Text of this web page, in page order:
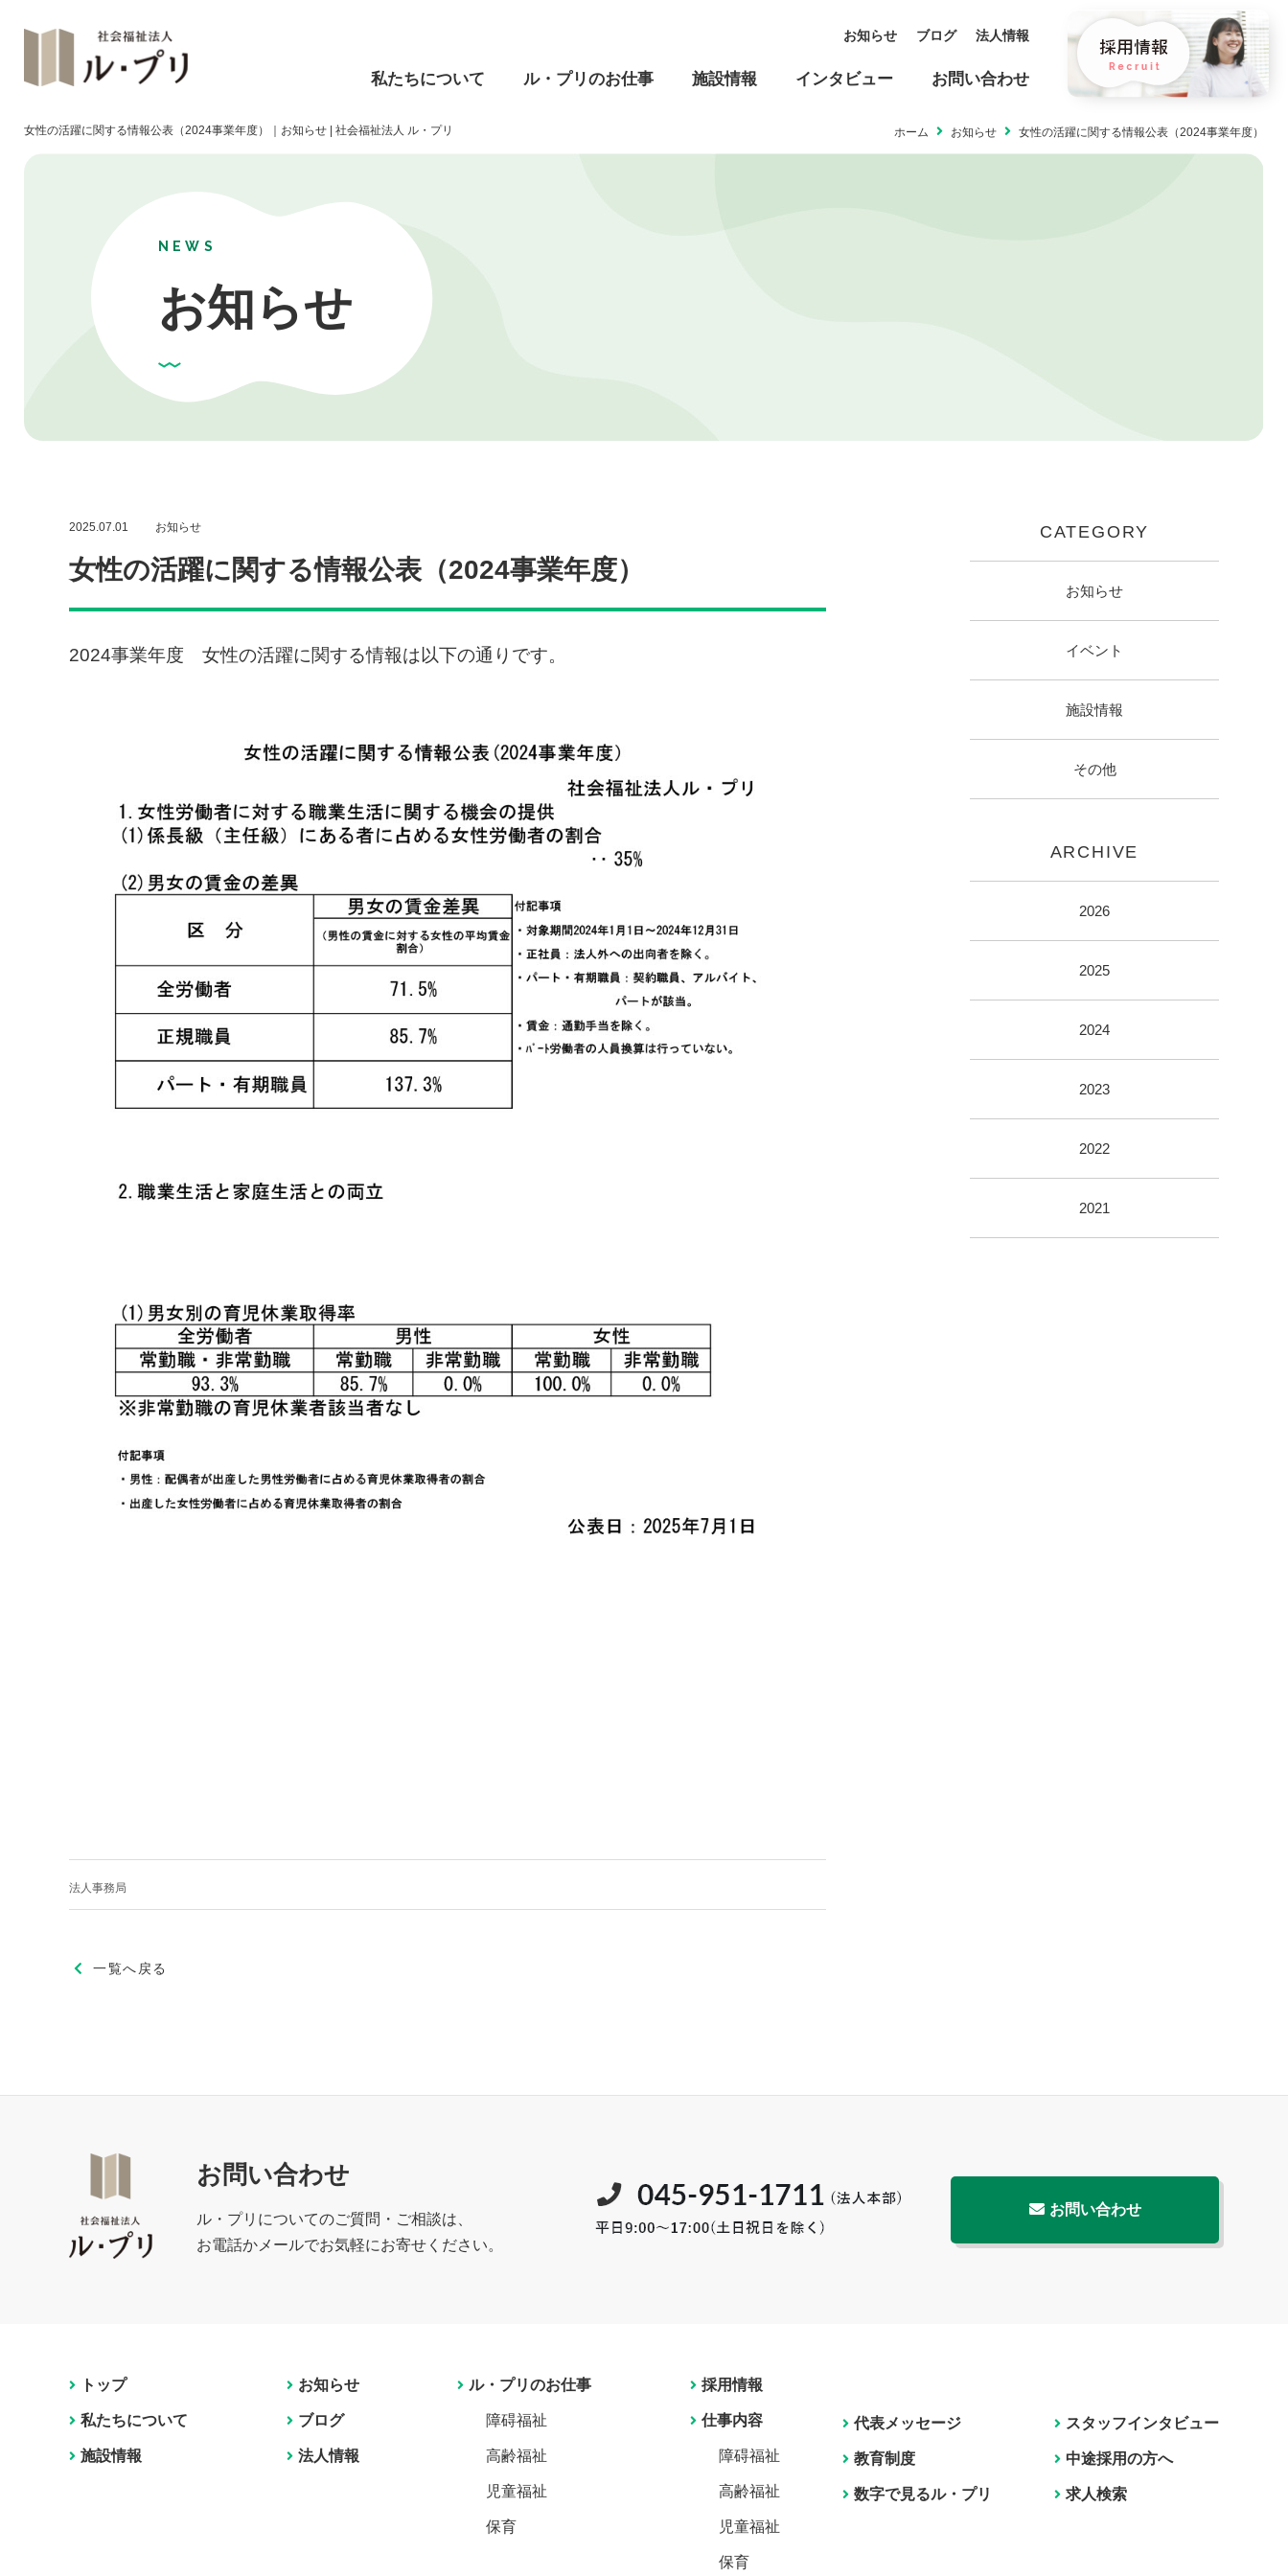
お知らせ ブログ 法人情報
私たちについて ル・プリのお仕事 施設情報 インタビュー お問い合わせ
女性の活躍に関する情報公表（2024事業年度）｜お知らせ | 社会福祉法人 ル・プリ
NEWS
お知らせ
ホーム お知らせ 女性の活躍に関する情報公表（2024事業年度）
2025.07.01 お知らせ
女性の活躍に関する情報公表（2024事業年度）
2024事業年度 女性の活躍に関する情報は以下の通りです。
法人事務局
一覧へ戻る
CATEGORY
お知らせ
イベント
施設情報
その他
ARCHIVE
2026
2025
2024
2023
2022
2021
お問い合わせ
ル・プリについてのご質問・ご相談は、
お電話かメールでお気軽にお寄せください。
お問い合わせ
トップ
私たちについて
施設情報
お知らせ
ブログ
法人情報
ル・プリのお仕事
障碍福祉
高齢福祉
児童福祉
保育
採用情報
仕事内容
障碍福祉
高齢福祉
児童福祉
保育
代表メッセージ
教育制度
数字で見るル・プリ
スタッフインタビュー
中途採用の方へ
求人検索